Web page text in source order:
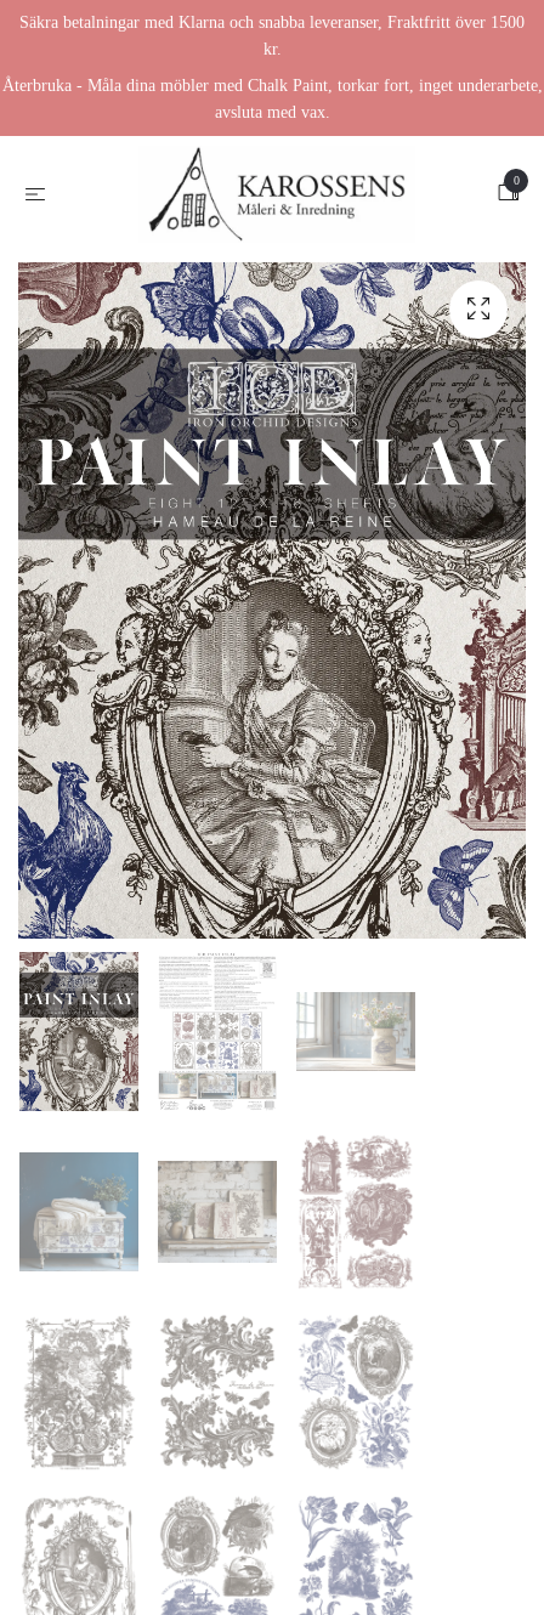
Säkra betalningar med Klarna och snabba leveranser, Fraktfritt över 1500
kr.
Återbruka - Måla dina möbler med Chalk Paint, torkar fort, inget underarbete,
avsluta med vax.
0